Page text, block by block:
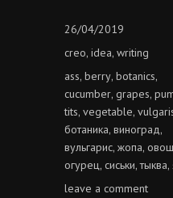
Posted
26/04/2019
Categories
creo,idea,writing
Tags
ass,berry,botanics,
cucumber,grapes,
tits,vegetable,
ботаника,виноград,
вульгарис,жопа,
огурец,сиськи,тыква,
leave a commenton